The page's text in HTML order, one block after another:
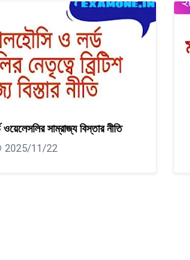
সাম্রাজ্য বিস্তার নীতি
2025/11/22